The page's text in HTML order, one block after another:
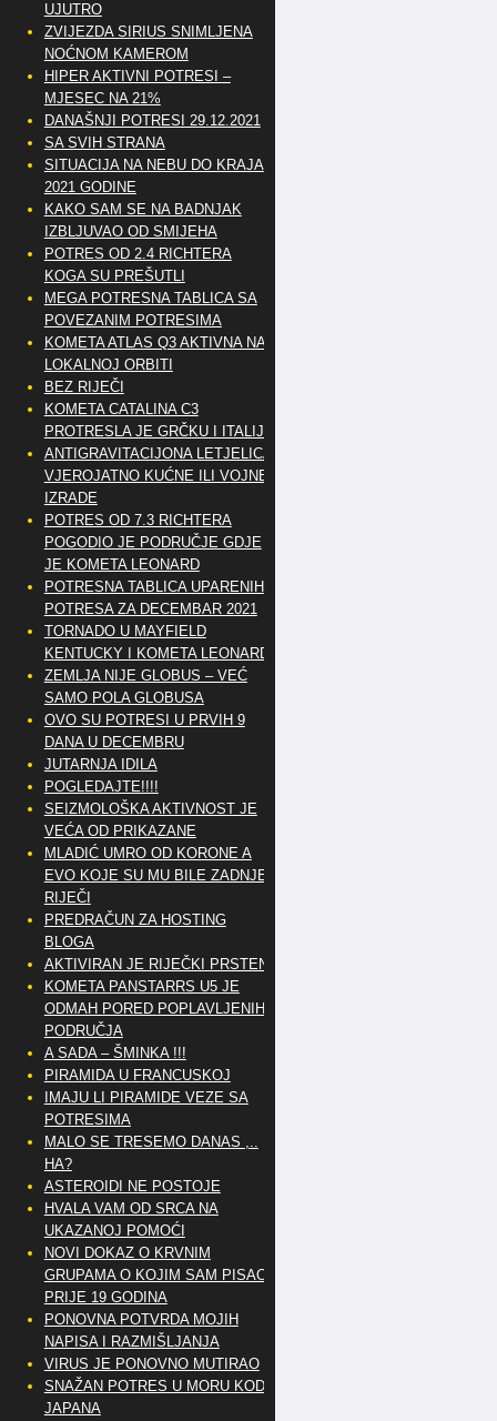
UJUTRO
ZVIJEZDA SIRIUS SNIMLJENA
NOĆNOM KAMEROM
HIPER AKTIVNI POTRESI –
MJESEC NA 21%
DANAŠNJI POTRESI 29.12.2021
SA SVIH STRANA
SITUACIJA NA NEBU DO KRAJA
2021 GODINE
KAKO SAM SE NA BADNJAK
IZBLJUVAO OD SMIJEHA
POTRES OD 2.4 RICHTERA
KOGA SU PREŠUTLI
MEGA POTRESNA TABLICA SA
POVEZANIM POTRESIMA
KOMETA ATLAS Q3 AKTIVNA NA
LOKALNOJ ORBITI
BEZ RIJEČI
KOMETA CATALINA C3
PROTRESLA JE GRČKU I ITALIJU
ANTIGRAVITACIJONA LETJELICA
VJEROJATNO KUĆNE ILI VOJNE
IZRADE
POTRES OD 7.3 RICHTERA
POGODIO JE PODRUČJE GDJE
JE KOMETA LEONARD
POTRESNA TABLICA UPARENIH
POTRESA ZA DECEMBAR 2021
TORNADO U MAYFIELD
KENTUCKY I KOMETA LEONARD
ZEMLJA NIJE GLOBUS – VEĆ
SAMO POLA GLOBUSA
OVO SU POTRESI U PRVIH 9
DANA U DECEMBRU
JUTARNJA IDILA
POGLEDAJTE!!!!
SEIZMOLOŠKA AKTIVNOST JE
VEĆA OD PRIKAZANE
MLADIĆ UMRO OD KORONE A
EVO KOJE SU MU BILE ZADNJE
RIJEČI
PREDRAČUN ZA HOSTING
BLOGA
AKTIVIRAN JE RIJEČKI PRSTEN
KOMETA PANSTARRS U5 JE
ODMAH PORED POPLAVLJENIH
PODRUČJA
A SADA – ŠMINKA !!!
PIRAMIDA U FRANCUSKOJ
IMAJU LI PIRAMIDE VEZE SA
POTRESIMA
MALO SE TRESEMO DANAS ,..
HA?
ASTEROIDI NE POSTOJE
HVALA VAM OD SRCA NA
UKAZANOJ POMOĆI
NOVI DOKAZ O KRVNIM
GRUPAMA O KOJIM SAM PISAO
PRIJE 19 GODINA
PONOVNA POTVRDA MOJIH
NAPISA I RAZMIŠLJANJA
VIRUS JE PONOVNO MUTIRAO
SNAŽAN POTRES U MORU KOD
JAPANA